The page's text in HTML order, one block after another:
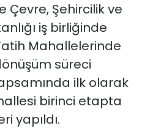
Çevre, Şehircilik ve
iş birliğinde
Mahallelerinde
süreci
ilk olarak
birinci etapta
yapıldı.